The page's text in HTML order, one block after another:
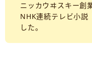
ニッカウヰスキー創
NHK連続テレビ小説
した。